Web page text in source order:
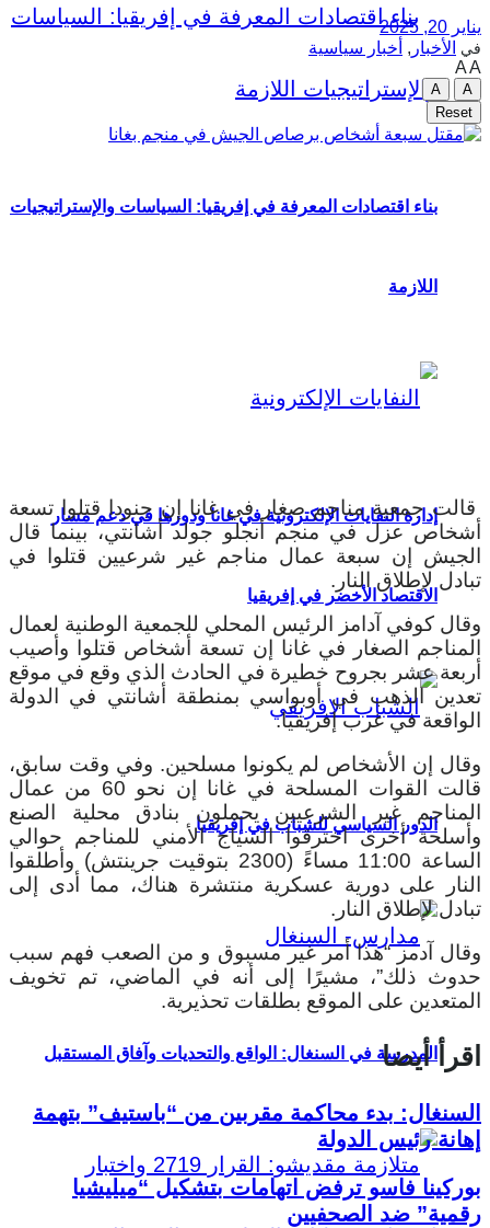
بناء اقتصادات المعرفة في إفريقيا: السياسات والإستراتيجيات
اللازمة
إدارة النفايات الإلكترونية في غانا ودورها في دعم مسار
الاقتصاد الأخضر في إفريقيا
الدور السياسي للشباب في إفريقيا
المدرسة في السنغال: الواقع والتحديات وآفاق المستقبل
يناير 20, 2025
في الأخبار , أخبار سياسية
AA
A
A
Reset
قالت جمعية مناجم صغار في غانا إن جنودا قتلوا تسعة
أشخاص عزل في منجم أنجلو جولد أشانتي، بينما قال
الجيش إن سبعة عمال مناجم غير شرعيين قتلوا في
تبادل لإطلاق النار.
وقال كوفي آدامز الرئيس المحلي للجمعية الوطنية لعمال
المناجم الصغار في غانا إن تسعة أشخاص قتلوا وأصيب
أربعة عشر بجروح خطيرة في الحادث الذي وقع في موقع
تعدين الذهب في أوبواسي بمنطقة أشانتي في الدولة
الواقعة في غرب إفريقيا.
وقال إن الأشخاص لم يكونوا مسلحين. وفي وقت سابق،
قالت القوات المسلحة في غانا إن نحو 60 من عمال
المناجم غير الشرعيين يحملون بنادق محلية الصنع
وأسلحة أخرى اخترقوا السياج الأمني ​​للمناجم حوالي
الساعة 11:00 مساءً (2300 بتوقيت جرينتش) وأطلقوا
النار على دورية عسكرية منتشرة هناك، مما أدى إلى
تبادل لإطلاق النار.
وقال آدمز “هذا أمر غير مسبوق و من الصعب فهم سبب
حدوث ذلك”، مشيرًا إلى أنه في الماضي، تم تخويف
المتعدين على الموقع بطلقات تحذيرية.
اقرأ أيضا
السنغال: بدء محاكمة مقربين من “باستيف” بتهمة
إهانة رئيس الدولة
بوركينا فاسو ترفض اتهامات بتشكيل “ميليشيا
رقمية” ضد الصحفيين